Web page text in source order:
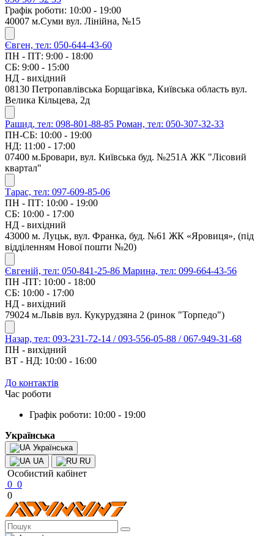
Графік роботи: 10:00 - 19:00
40007 м.Суми вул. Лінійна, №15
Євген, тел: 050-644-43-60
ПН - ПТ: 9:00 - 18:00
СБ: 9:00 - 15:00
НД - вихідний
08130 Петропавлівська Борщагівка, Київська область вул.
Велика Кільцева, 2д
Рашид, тел: 098-801-88-85 Роман, тел: 050-307-32-33
ПН-СБ: 10:00 - 19:00
НД: 11:00 - 17:00
07400 м.Бровари, вул. Київська буд. №251А ЖК "Лісовий
квартал"
Тарас, тел: 097-609-85-06
ПН - ПТ: 10:00 - 19:00
СБ: 10:00 - 17:00
НД - вихідний
43000 м. Луцьк, вул. Франка, буд. №61 ЖК «Яровиця», (під
відділенням Нової пошти №20)
Євгеній, тел: 050-841-25-86 Марина, тел: 099-664-43-56
ПН -ПТ: 10:00 - 18:00
СБ: 10:00 - 17:00
НД - вихідний
79024 м.Львів вул. Кукурудзяна 2 (ринок "Торпедо")
Назар, тел: 093-231-72-14 / 093-556-05-88 / 067-949-31-68
ПН - вихідний
ВТ - НД: 10:00 - 16:00
До контактів
Час роботи
Графік роботи: 10:00 - 19:00
Українська
Українська
UA
RU
Особистий кабінет
0 0
0